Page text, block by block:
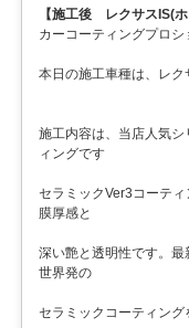
【施工後 レクサスIS(
カーコーティングプロシ
本日の施工車種は、レク
施工内容は、当店人気
ィングです
セラミックVer3コーテ
膜厚感と
深い艶と透明性です。
世界発の
セラミックコーティング